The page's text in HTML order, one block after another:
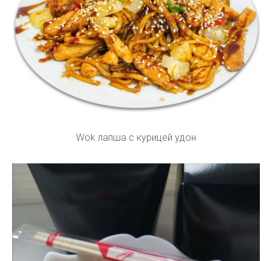
Wok лапша с курицей удон